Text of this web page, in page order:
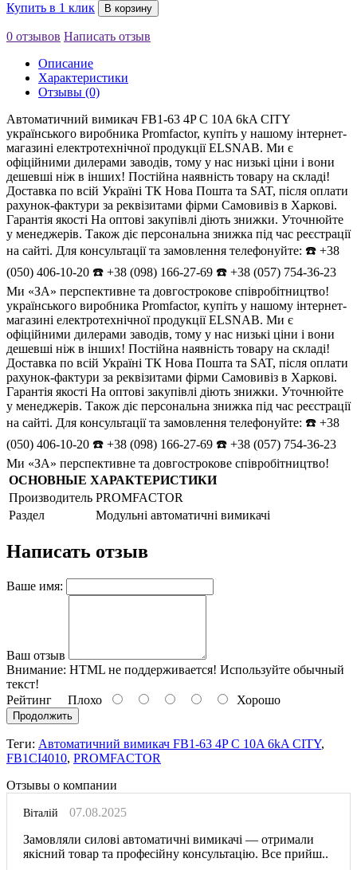
Купить в 1 клик
В корзину
0 отзывов Написать отзыв
Описание
Характеристики
Отзывы (0)
Автоматичний вимикач FB1-63 4P C 10A 6kA CITY
українського виробника Promfactor, купіть у нашому інтернет-
магазині електротехнічної продукції ELSNAB. Ми є
офіційними дилерами заводів, тому у нас низькі ціни і вони
дешевші ніж в інших! Постійна наявність товару на складі!
Доставка по всій Україні ТК Нова Пошта та SAT, після оплати
рахунок-фактури за реквізитами фірми Самовивіз в Харкові.
Гарантія якості На оптові закупівлі діють знижки. Уточнюйте
у менеджерів. Також діє персональна знижка під час реєстрації
на сайті. Для консультації та замовлення телефонуйте: ☎️ +38
(050) 406-10-20 ☎️ +38 (098) 166-27-69 ☎️ +38 (057) 754-36-23
Ми «ЗА» перспективне та довгострокове співробітництво!
українського виробника Promfactor, купіть у нашому інтернет-
магазині електротехнічної продукції ELSNAB. Ми є
офіційними дилерами заводів, тому у нас низькі ціни і вони
дешевші ніж в інших! Постійна наявність товару на складі!
Доставка по всій Україні ТК Нова Пошта та SAT, після оплати
рахунок-фактури за реквізитами фірми Самовивіз в Харкові.
Гарантія якості На оптові закупівлі діють знижки. Уточнюйте
у менеджерів. Також діє персональна знижка під час реєстрації
на сайті. Для консультації та замовлення телефонуйте: ☎️ +38
(050) 406-10-20 ☎️ +38 (098) 166-27-69 ☎️ +38 (057) 754-36-23
Ми «ЗА» перспективне та довгострокове співробітництво!
ОСНОВНЫЕ ХАРАКТЕРИСТИКИ
Производитель PROMFACTOR
Раздел
Модульні автоматичні вимикачі
Написать отзыв
Ваше имя:
Ваш отзыв
Внимание: HTML не поддерживается! Используйте обычный
текст!
Рейтинг Плохо Хорошо
Продолжить
Теги: Автоматичний вимикач FB1-63 4P C 10A 6kA CITY,
FB1CI4010, PROMFACTOR
Отзывы о компании
Віталій
07.08.2025
Замовляли силові автоматичні вимикачі — отримали
якісний товар та професійну консультацію. Все прийш..